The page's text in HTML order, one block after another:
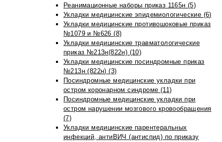
Реанимационные наборы приказ 1165н (5)
Укладки медицинские эпидемиологические (6)
Укладки медицинские противошоковые приказ
№1079 и №626 (8)
Укладки медицинские травматологические
приказ №213н(822н) (10)
Укладки медицинские посиндромные приказ
№213н (822н) (3)
Посиндромные медицинские укладки при
остром коронарном синдроме (11)
Посиндромные медицинские укладки при
остром нарушении мозгового кровообращения
(7)
Укладки медицинские парентеральных
инфекций, антиВИЧ (антиспид) по приказу